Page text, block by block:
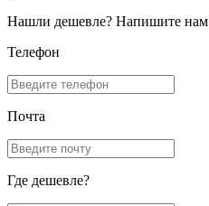
Нашли дешевле? Напишите нам
Телефон
Почта
Где дешевле?